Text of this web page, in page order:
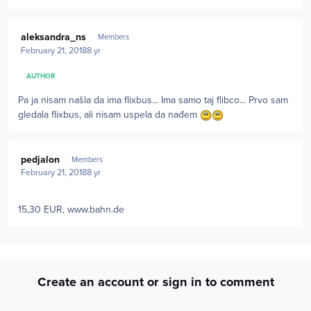
aleksandra_ns Members
February 21, 20188 yr
AUTHOR
Pa ja nisam našla da ima flixbus... Ima samo taj flibco... Prvo sam
gledala flixbus, ali nisam uspela da nađem
pedjalon Members
February 21, 20188 yr
15,30 EUR, www.bahn.de
Create an account or sign in to comment